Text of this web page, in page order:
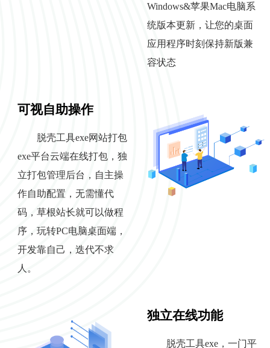
Windows&苹果Mac电脑系
统版本更新，让您的桌面
应用程序时刻保持新版兼
容状态
可视自助操作
脱壳工具exe网站打包
exe平台云端在线打包，独
立打包管理后台，自主操
作自助配置，无需懂代
码，草根站长就可以做程
序，玩转PC电脑桌面端，
开发靠自己，迭代不求
人。
独立在线功能
脱壳工具exe，一门平